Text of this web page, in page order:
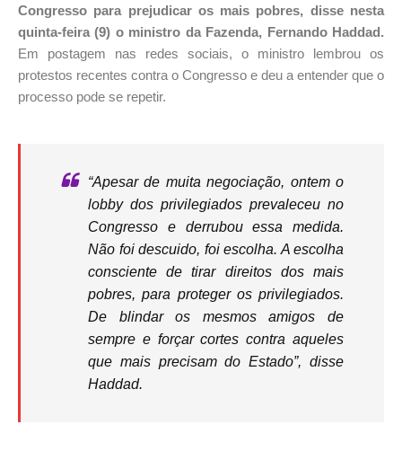
Congresso para prejudicar os mais pobres, disse nesta
quinta-feira (9) o ministro da Fazenda, Fernando Haddad.
Em postagem nas redes sociais, o ministro lembrou os
protestos recentes contra o Congresso e deu a entender que o
processo pode se repetir.
“Apesar de muita negociação, ontem o
lobby dos privilegiados prevaleceu no
Congresso e derrubou essa medida.
Não foi descuido, foi escolha. A escolha
consciente de tirar direitos dos mais
pobres, para proteger os privilegiados.
De blindar os mesmos amigos de
sempre e forçar cortes contra aqueles
que mais precisam do Estado”, disse
Haddad.